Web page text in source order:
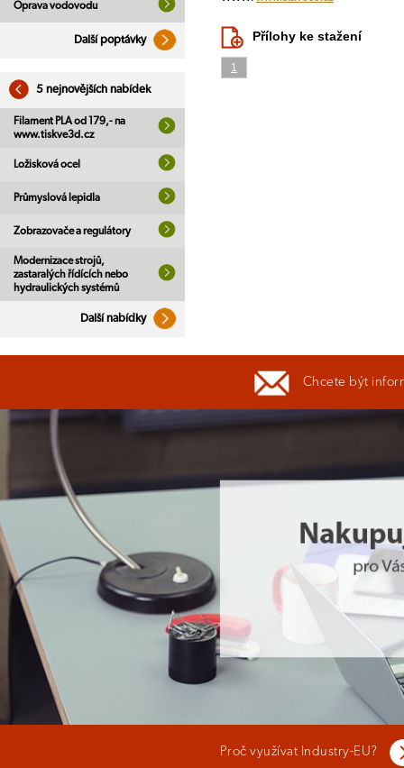
Oprava vodovodu
Další poptávky
5 nejnovějších nabídek
Filament PLA od 179,- na
www.tiskve3d.cz
Ložisková ocel
Průmyslová lepidla
Zobrazovače a regulátory
Modernizace strojů,
zastaralých řídících nebo
hydraulických systémů
Další nabídky
Přílohy ke stažení
1
Chcete být
Proč využívat Industry-EU?